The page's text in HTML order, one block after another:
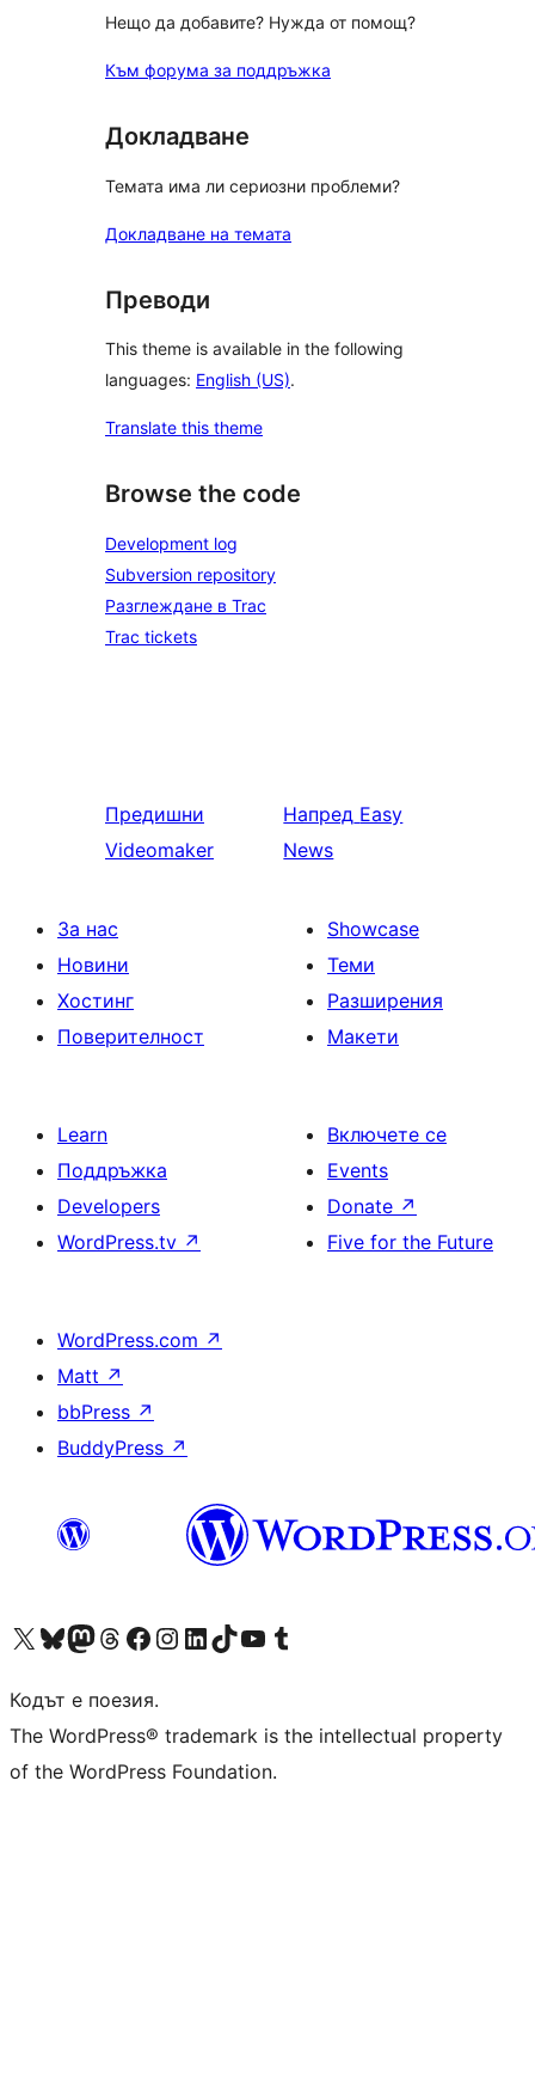
Нещо да добавите? Нужда от помощ?
Към форума за поддръжка
Докладване
Темата има ли сериозни проблеми?
Докладване на темата
Преводи
This theme is available in the following
languages: English (US).
Translate this theme
Browse the code
Development log
Subversion repository
Разглеждане в Trac
Trac tickets
Предишни
Videomaker
Напред Easy
News
За нас
Новини
Хостинг
Поверителност
Showcase
Теми
Разширения
Макети
Learn
Поддръжка
Developers
WordPress.tv ↗
Включете се
Events
Donate ↗
Five for the Future
WordPress.com ↗
Matt ↗
bbPress ↗
BuddyPress ↗
Visit our X (formerly Twitter) account
Visit our Bluesky account
Visit our Mastodon account
Visit our Threads account
Посетете нашата страница във Facebook
Посетете нашия профил в Instagram
Посетете нашия профил в LinkedIn
Visit our TikTok account
Visit our YouTube channel
Visit our Tumblr account
Кодът е поезия.
The WordPress® trademark is the intellectual property
of the WordPress Foundation.